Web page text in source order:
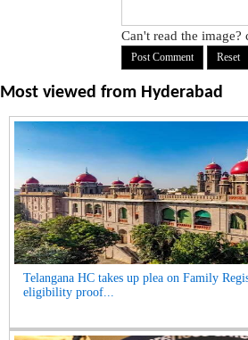
Can't read the
Most viewed from Hyderabad
Telangana HC takes up plea on Family
eligibility proof...